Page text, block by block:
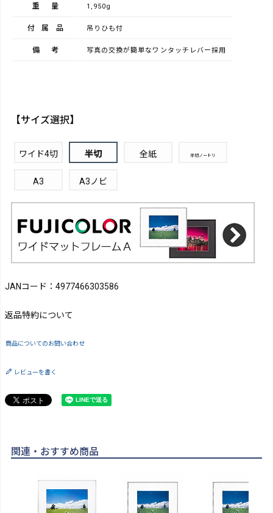
重量 1,950g
付属品 吊りひも付
備考 写真の交換が簡単なワンタッチレバー採用
【サイズ選択】
ワイド4切 半切 全紙 半切ノートリ
A3 A3ノビ
JANコード：4977466303586
返品特約について
商品についてのお問い合わせ
レビューを書く
関連・おすすめ商品